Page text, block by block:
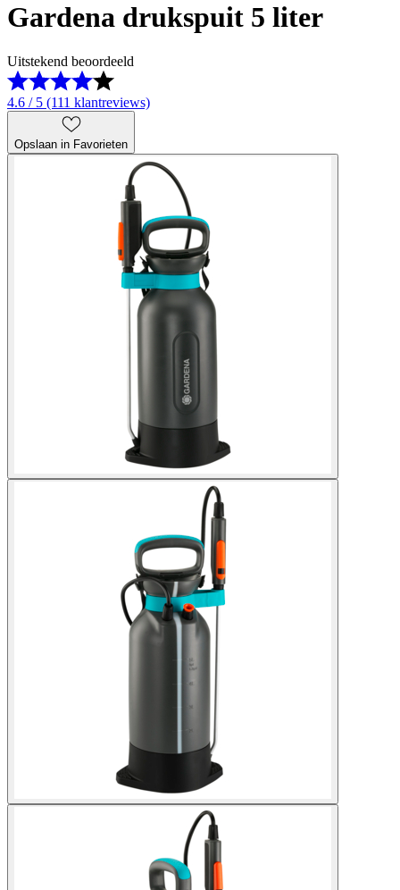
Gardena drukspuit 5 liter
Uitstekend beoordeeld
4.6 / 5 (111 klantreviews)
Opslaan in Favorieten